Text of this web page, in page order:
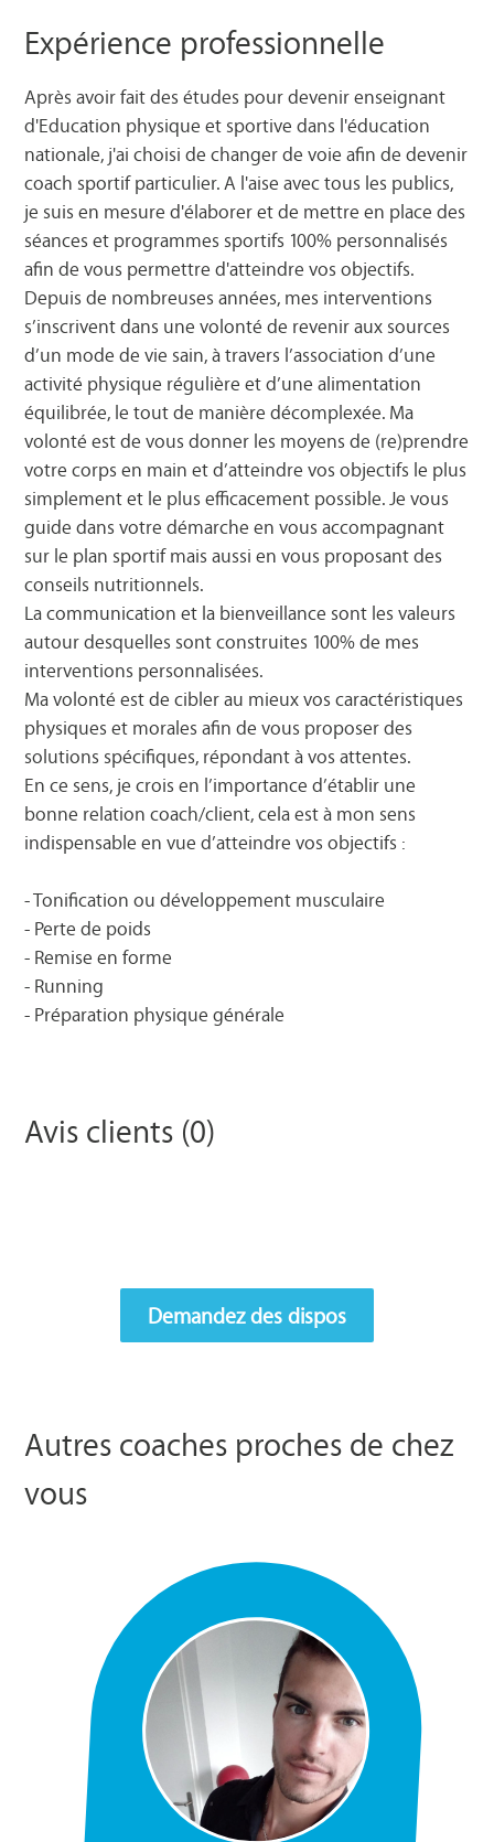
Expérience professionnelle
Après avoir fait des études pour devenir enseignant
d'Education physique et sportive dans l'éducation
nationale, j'ai choisi de changer de voie afin de devenir
coach sportif particulier. A l'aise avec tous les publics,
je suis en mesure d'élaborer et de mettre en place des
séances et programmes sportifs 100% personnalisés
afin de vous permettre d'atteindre vos objectifs.
Depuis de nombreuses années, mes interventions
s’inscrivent dans une volonté de revenir aux sources
d’un mode de vie sain, à travers l’association d’une
activité physique régulière et d’une alimentation
équilibrée, le tout de manière décomplexée. Ma
volonté est de vous donner les moyens de (re)prendre
votre corps en main et d’atteindre vos objectifs le plus
simplement et le plus efficacement possible. Je vous
guide dans votre démarche en vous accompagnant
sur le plan sportif mais aussi en vous proposant des
conseils nutritionnels.
La communication et la bienveillance sont les valeurs
autour desquelles sont construites 100% de mes
interventions personnalisées.
Ma volonté est de cibler au mieux vos caractéristiques
physiques et morales afin de vous proposer des
solutions spécifiques, répondant à vos attentes.
En ce sens, je crois en l’importance d’établir une
bonne relation coach/client, cela est à mon sens
indispensable en vue d’atteindre vos objectifs :
- Tonification ou développement musculaire
- Perte de poids
- Remise en forme
- Running
- Préparation physique générale
Avis clients (0)
Demandez des dispos
Autres coaches proches de chez
vous